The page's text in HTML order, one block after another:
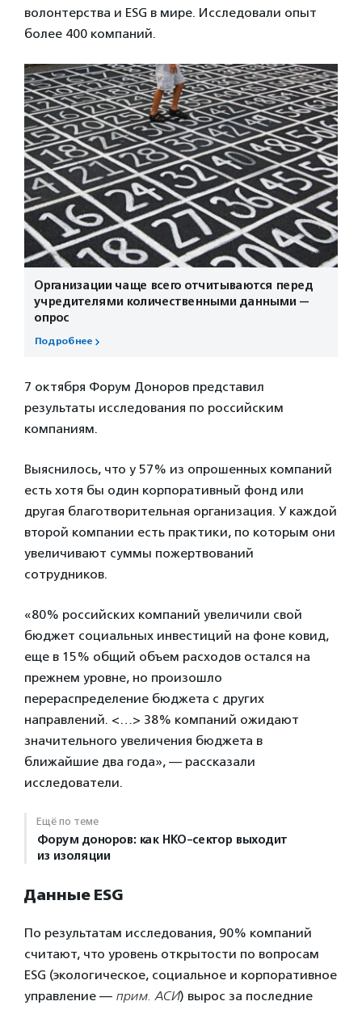
волонтерства и ESG в мире. Исследовали опыт
более 400 компаний.
Организации чаще всего отчитываются перед
учредителями количественными данными —
опрос
Подробнее
7 октября Форум Доноров представил
результаты исследования по российским
компаниям.
Выяснилось, что у 57% из опрошенных компаний
есть хотя бы один корпоративный фонд или
другая благотворительная организация. У каждой
второй компании есть практики, по которым они
увеличивают суммы пожертвований
сотрудников.
«80% российских компаний увеличили свой
бюджет социальных инвестиций на фоне ковид,
еще в 15% общий объем расходов остался на
прежнем уровне, но произошло
перераспределение бюджета с других
направлений. <…> 38% компаний ожидают
значительного увеличения бюджета в
ближайшие два года», — рассказали
исследователи.
Ещё по теме
Форум доноров: как НКО-сектор выходит
из изоляции
Данные ESG
По результатам исследования, 90% компаний
считают, что уровень открытости по вопросам
ESG (экологическое, социальное и корпоративное
управление — прим. АСИ) вырос за последние